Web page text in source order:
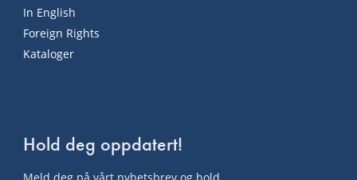
In English
Foreign Rights
Kataloger
Hold deg oppdatert!